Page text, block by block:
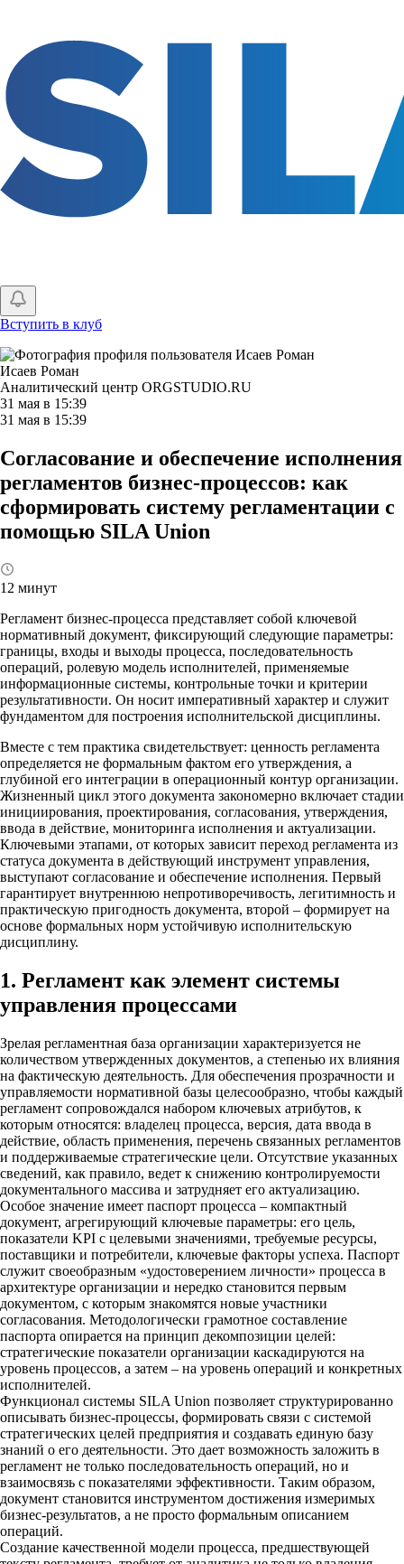
основному
содержанию
Вступить в клуб
Исаев Роман
Аналитический центр ORGSTUDIO.RU
31 мая в 15:39
31 мая в 15:39
Согласование и обеспечение исполнения
регламентов бизнес-процессов: как
сформировать систему регламентации с
помощью SILA Union
12 минут
Регламент бизнес-процесса представляет собой ключевой
нормативный документ, фиксирующий следующие параметры:
границы, входы и выходы процесса, последовательность
операций, ролевую модель исполнителей, применяемые
информационные системы, контрольные точки и критерии
результативности. Он носит императивный характер и служит
фундаментом для построения исполнительской дисциплины.
Вместе с тем практика свидетельствует: ценность регламента
определяется не формальным фактом его утверждения, а
глубиной его интеграции в операционный контур организации.
Жизненный цикл этого документа закономерно включает стадии
инициирования, проектирования, согласования, утверждения,
ввода в действие, мониторинга исполнения и актуализации.
Ключевыми этапами, от которых зависит переход регламента из
статуса документа в действующий инструмент управления,
выступают согласование и обеспечение исполнения. Первый
гарантирует внутреннюю непротиворечивость, легитимность и
практическую пригодность документа, второй – формирует на
основе формальных норм устойчивую исполнительскую
дисциплину.
1. Регламент как элемент системы
управления процессами
Зрелая регламентная база организации характеризуется не
количеством утвержденных документов, а степенью их влияния
на фактическую деятельность. Для обеспечения прозрачности и
управляемости нормативной базы целесообразно, чтобы каждый
регламент сопровождался набором ключевых атрибутов, к
которым относятся: владелец процесса, версия, дата ввода в
действие, область применения, перечень связанных регламентов
и поддерживаемые стратегические цели. Отсутствие указанных
сведений, как правило, ведет к снижению контролируемости
документального массива и затрудняет его актуализацию.
Особое значение имеет паспорт процесса – компактный
документ, агрегирующий ключевые параметры: его цель,
показатели KPI с целевыми значениями, требуемые ресурсы,
поставщики и потребители, ключевые факторы успеха. Паспорт
служит своеобразным «удостоверением личности» процесса в
архитектуре организации и нередко становится первым
документом, с которым знакомятся новые участники
согласования. Методологически грамотное составление
паспорта опирается на принцип декомпозиции целей:
стратегические показатели организации каскадируются на
уровень процессов, а затем – на уровень операций и конкретных
исполнителей.
Функционал системы SILA Union позволяет структурированно
описывать бизнес-процессы, формировать связи с системой
стратегических целей предприятия и создавать единую базу
знаний о его деятельности. Это дает возможность заложить в
регламент не только последовательность операций, но и
взаимосвязь с показателями эффективности. Таким образом,
документ становится инструментом достижения измеримых
бизнес-результатов, а не просто формальным описанием
операций.
Создание качественной модели процесса, предшествующей